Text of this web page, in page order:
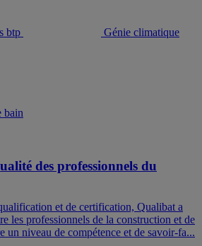
btp Génie climatique
bain
des professionnels du
et de certification, Qualibat a
les professionnels de la construction et de
un niveau de compétence et de savoir-fa...